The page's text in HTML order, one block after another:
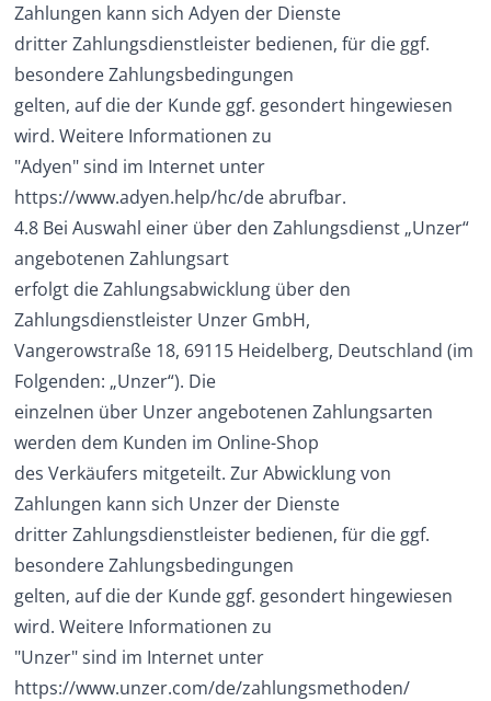
Zahlungen kann sich Adyen der Dienste
dritter Zahlungsdienstleister bedienen, für die ggf.
besondere Zahlungsbedingungen
gelten, auf die der Kunde ggf. gesondert hingewiesen
wird. Weitere Informationen zu
"Adyen" sind im Internet unter
https://www.adyen.help/hc/deabrufbar.
4.8 Bei Auswahl einer über den Zahlungsdienst „Unzer“
angebotenen Zahlungsart
erfolgt die Zahlungsabwicklung über den
Zahlungsdienstleister Unzer GmbH,
Vangerowstraße 18, 69115 Heidelberg, Deutschland (im
Folgenden: „Unzer“). Die
einzelnen über Unzer angebotenen Zahlungsarten
werden dem Kunden im Online-Shop
des Verkäufers mitgeteilt. Zur Abwicklung von
Zahlungen kann sich Unzer der Dienste
dritter Zahlungsdienstleister bedienen, für die ggf.
besondere Zahlungsbedingungen
gelten, auf die der Kunde ggf. gesondert hingewiesen
wird. Weitere Informationen zu
"Unzer" sind im Internet unter
https://www.unzer.com/de/zahlungsmethoden/